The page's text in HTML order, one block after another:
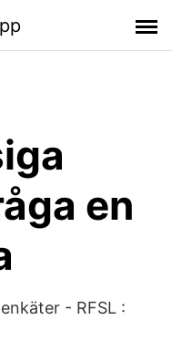
en
- RFSL :